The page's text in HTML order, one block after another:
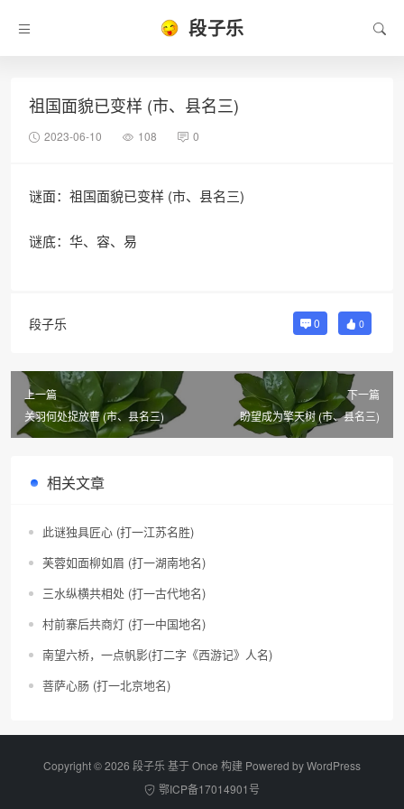
段子乐
祖国面貌已变样 (市、县名三)
2023-06-10 108 0
谜面：祖国面貌已变样 (市、县名三)
谜底：华、容、易
段子乐 0 0
上一篇
关羽何处捉放曹 (市、县名三)
下一篇
盼望成为擎天树 (市、县名三)
相关文章
此谜独具匠心 (打一江苏名胜)
芙蓉如面柳如眉 (打一湖南地名)
三水纵横共相处 (打一古代地名)
村前寨后共商灯 (打一中国地名)
南望六桥，一点帆影(打二字《西游记》人名)
菩萨心肠 (打一北京地名)
Copyright © 2026 段子乐 基于 Once 构建 Powered byWordPress
鄂ICP备17014901号